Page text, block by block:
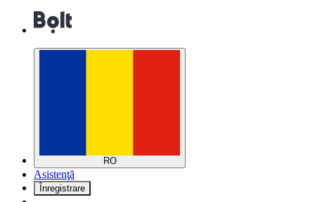
RO
Asistenţă
Înregistrare